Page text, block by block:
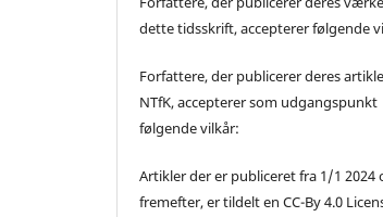
dette tidsskrift, accepterer følgende
Forfattere, der publicerer deres
NTfK, accepterer som udgangspunkt
følgende vilkår:
Artikler der er publiceret fra 1/1 2024
fremefter, er tildelt en CC-By 4.0